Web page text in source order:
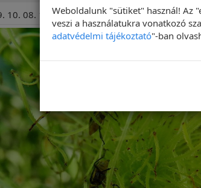
10. 08. 17:43Weboldalunk "sütiket" használ! Az
veszi a használatukra vonatkozó
adatvédelmi tájékoztató"-ban